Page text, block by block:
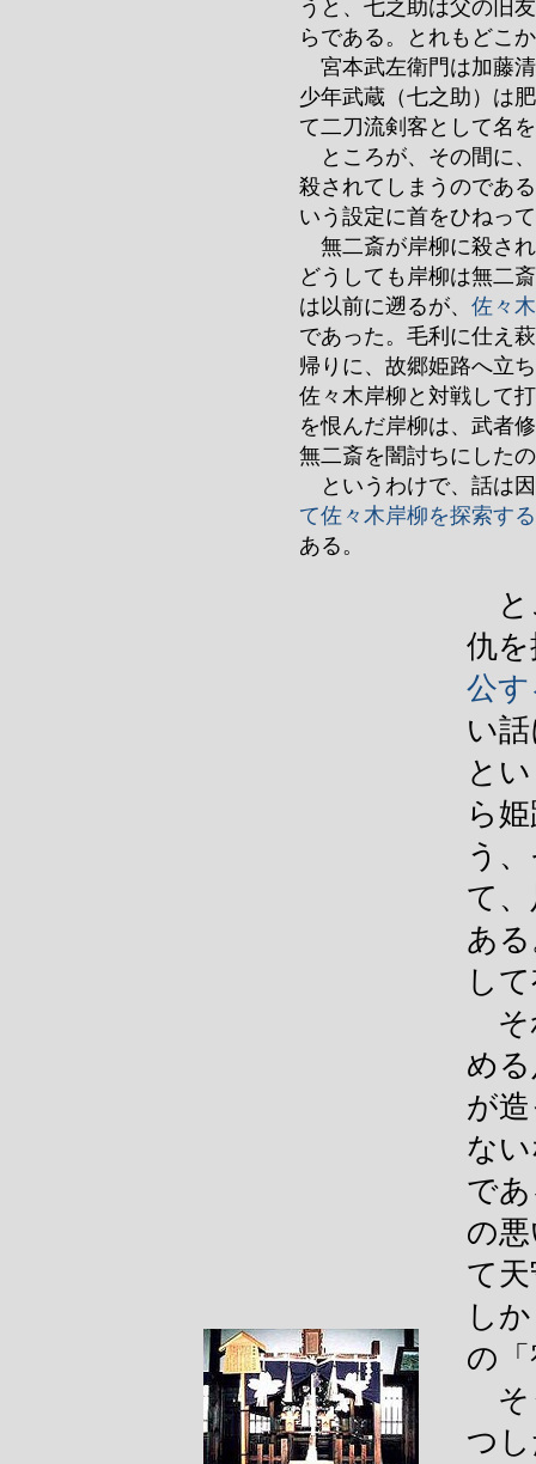
うと、七之助は父の旧
らである。とれもどこ
宮本武左衛門は加藤
少年武蔵（七之助）は
て二刀流剣客として名
ところが、その間に
殺されてしまうのであ
いう設定に首をひねっ
無二斎が岸柳に殺さ
どうしても岸柳は無二
は以前に遡るが、 佐々
であった。毛利に仕え
帰りに、故郷姫路へ立
佐々木岸柳と対戦して
を恨んだ岸柳は、武者
無二斎を闇討ちにした
というわけで、話は
て佐々木岸柳を探索する
ある。
と
仇
公
い
と
ら
う
て
あ
し
そ
め
が
な
で
の
て
し
の
そ
つ